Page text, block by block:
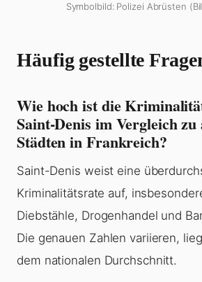
Symbolbild: Polizei Abrüsten
Häufig gestellte
Wie hoch ist die
Saint-Denis im Vergleich zu
Städten in Frankreich?
Saint-Denis weist eine
Kriminalitätsrate auf,
Diebstähle, Drogenhandel und
Die genauen Zahlen variieren,
dem nationalen Durchschnitt.